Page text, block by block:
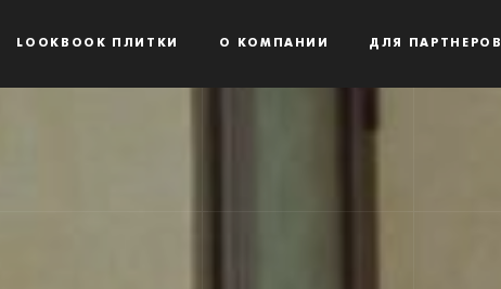
LOOKBOOK ПЛИТКИ О КОМПАНИИ ДЛЯ ПАРТНЕРOВ